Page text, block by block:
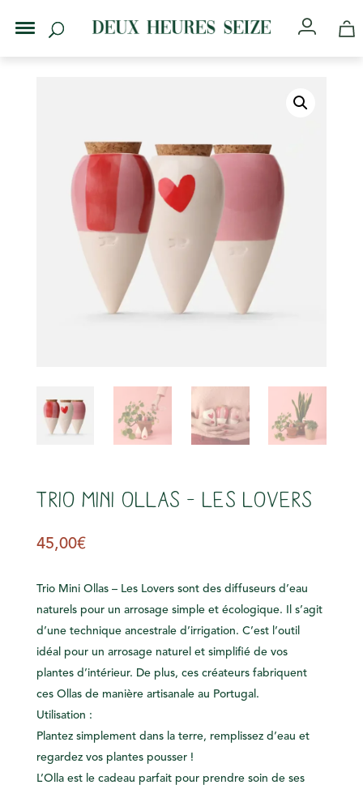
Trio Mini Ollas – Les Lovers
45,00€
Trio Mini Ollas – Les Lovers sont des diffuseurs d’eau
naturels pour un arrosage simple et écologique. Il s’agit
d’une technique ancestrale d’irrigation. C’est l’outil
idéal pour un arrosage naturel et simplifié de vos
plantes d’intérieur. De plus, ces créateurs fabriquent
ces Ollas de manière artisanale au Portugal.
Utilisation :
Plantez simplement dans la terre, remplissez d’eau et
regardez vos plantes pousser !
L’Olla est le cadeau parfait pour prendre soin de ses